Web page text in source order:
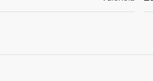
inmobiliaria en la